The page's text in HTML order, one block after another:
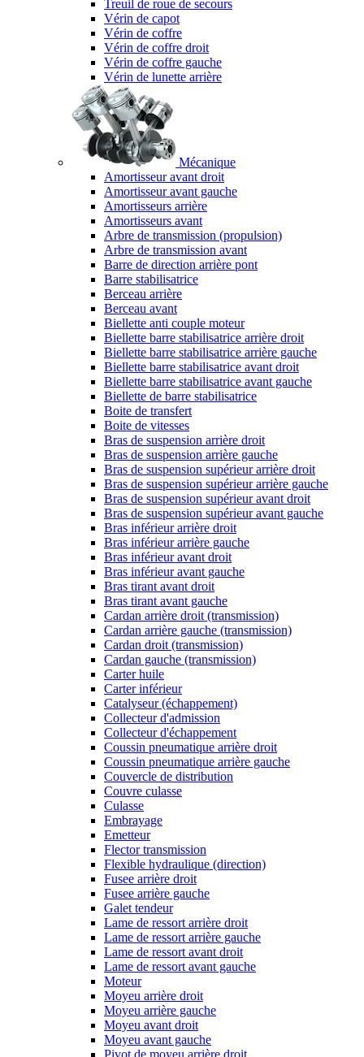
Treuil de roue de secours
Vérin de capot
Vérin de coffre
Vérin de coffre droit
Vérin de coffre gauche
Vérin de lunette arrière
Mécanique
Amortisseur avant droit
Amortisseur avant gauche
Amortisseurs arrière
Amortisseurs avant
Arbre de transmission (propulsion)
Arbre de transmission avant
Barre de direction arrière pont
Barre stabilisatrice
Berceau arrière
Berceau avant
Biellette anti couple moteur
Biellette barre stabilisatrice arrière droit
Biellette barre stabilisatrice arrière gauche
Biellette barre stabilisatrice avant droit
Biellette barre stabilisatrice avant gauche
Biellette de barre stabilisatrice
Boite de transfert
Boite de vitesses
Bras de suspension arrière droit
Bras de suspension arrière gauche
Bras de suspension supérieur arrière droit
Bras de suspension supérieur arrière gauche
Bras de suspension supérieur avant droit
Bras de suspension supérieur avant gauche
Bras inférieur arrière droit
Bras inférieur arrière gauche
Bras inférieur avant droit
Bras inférieur avant gauche
Bras tirant avant droit
Bras tirant avant gauche
Cardan arrière droit (transmission)
Cardan arrière gauche (transmission)
Cardan droit (transmission)
Cardan gauche (transmission)
Carter huile
Carter inférieur
Catalyseur (échappement)
Collecteur d'admission
Collecteur d'échappement
Coussin pneumatique arrière droit
Coussin pneumatique arrière gauche
Couvercle de distribution
Couvre culasse
Culasse
Embrayage
Emetteur
Flector transmission
Flexible hydraulique (direction)
Fusee arrière droit
Fusee arrière gauche
Galet tendeur
Lame de ressort arrière droit
Lame de ressort arrière gauche
Lame de ressort avant droit
Lame de ressort avant gauche
Moteur
Moyeu arrière droit
Moyeu arrière gauche
Moyeu avant droit
Moyeu avant gauche
Pivot de moyeu arrière droit